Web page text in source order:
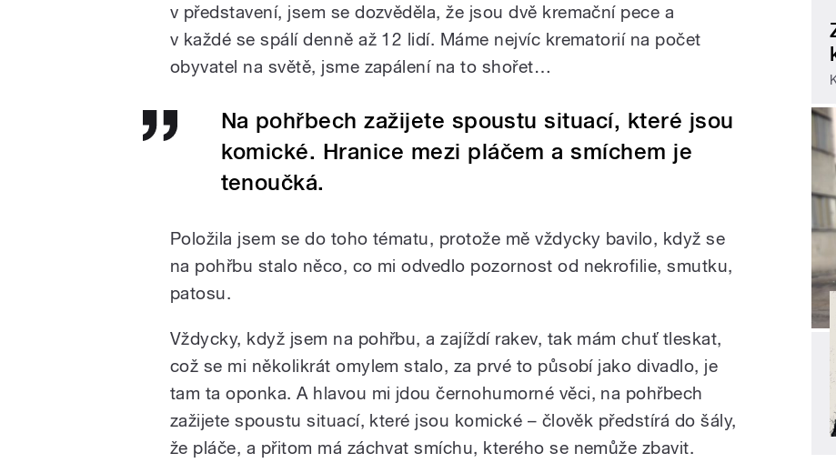
v představení, jsem se dozvěděla, že jsou dvě kremační pece a
v každé se spálí denně až 12 lidí. Máme nejvíc krematorií na počet
obyvatel na světě, jsme zapálení na to shořet…
Na pohřbech zažijete spoustu situací, které jsou
komické. Hranice mezi pláčem a smíchem je
tenoučká.
Položila jsem se do toho tématu, protože mě vždycky bavilo, když se
na pohřbu stalo něco, co mi odvedlo pozornost od nekrofilie, smutku,
patosu.
Vždycky, když jsem na pohřbu, a zajíždí rakev, tak mám chuť tleskat,
což se mi několikrát omylem stalo, za prvé to působí jako divadlo, je
tam ta oponka. A hlavou mi jdou černohumorné věci, na pohřbech
zažijete spoustu situací, které jsou komické – člověk předstírá do šály,
že pláče, a přitom má záchvat smíchu, kterého se nemůže zbavit.